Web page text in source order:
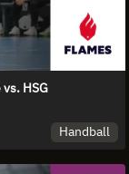
HSG
Handball